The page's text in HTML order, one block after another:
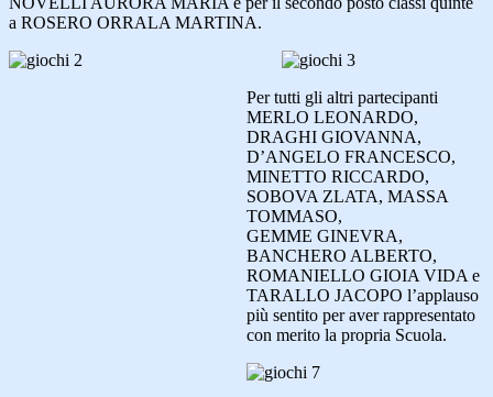
a ROSERO ORRALA MARTINA.
Per tutti gli altri partecipanti
MERLO LEONARDO,
DRAGHI GIOVANNA,
D’ANGELO FRANCESCO,
MINETTO RICCARDO,
SOBOVA ZLATA, MASSA
TOMMASO,
GEMME GINEVRA,
BANCHERO ALBERTO,
ROMANIELLO GIOIA VIDA e
TARALLO JACOPO l’applauso
più sentito per aver rappresentato
con merito la propria Scuola.